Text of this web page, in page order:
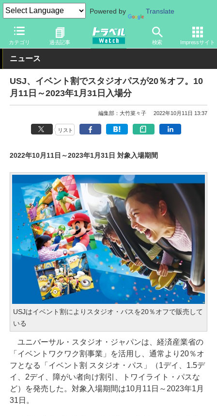
Powered by Translate
カテゴリ 過去記事 検索 Impressサイト
トラベル Watch 旅の情報 観光地
ニュース
USJ、イベント割でスタジオパスが20％オフ。10
月11日～2023年1月31日入場分
編集部：大竹菜々子 2022年10月11日 13:37
リスト
2022年10月11日～2023年1月31日 対象入場期間
USJはイベント割によりスタジオ・パスを20％オフで販売して
いる
ユニバーサル・スタジオ・ジャパンは、経済産業省の
「イベントワクワク割事業」を活用し、通常より20％オ
フとなる「イベント割 スタジオ・パス」（1デイ、1.5デ
イ、2デイ、障がい者向け割引、トワイライト・パスな
ど）を発売した。対象入場期間は10月11日～2023年1月
31日。